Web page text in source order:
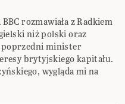
rozmawiała z Radkiem
niż polski oraz
minister
brytyjskiego kapitału.
wygląda mi na